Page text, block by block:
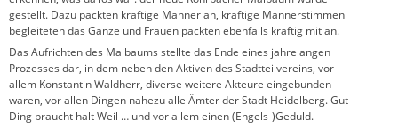
gestellt. Dazu packten kräftige Männer an, kräftige Männerstimmen
begleiteten das Ganze und Frauen packten ebenfalls kräftig mit an.
Das Aufrichten des Maibaums stellte das Ende eines jahrelangen
Prozesses dar, in dem neben den Aktiven des Stadtteilvereins, vor
allem Konstantin Waldherr, diverse weitere Akteure eingebunden
waren, vor allen Dingen nahezu alle Ämter der Stadt Heidelberg. Gut
Ding braucht halt Weil … und vor allem einen (Engels-)Geduld.